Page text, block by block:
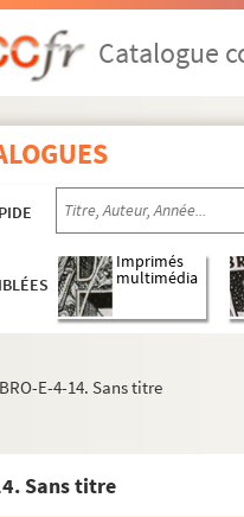
Catalogue
Imprimés
multimédia
E-4-14. Sans titre
Sans titre